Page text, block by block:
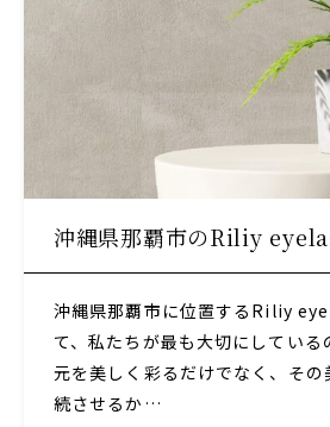
沖縄県那覇市のRiliy
沖縄県那覇市に位置するRiliy
て、私たちが最も大切にしている
元を美しく彩るだけでなく、そ
続させるか…